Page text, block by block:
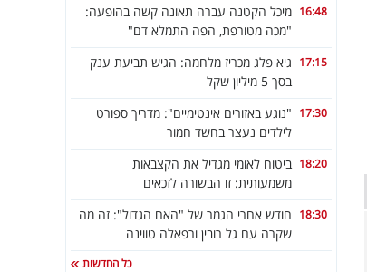
16:48 מיכל הקטנה עברה תאונה קשה בהופעה:
"מכה מטורפת, הפה התמלא דם"
17:15 גיא פלג מכריז מלחמה: הגיש תביעת ענק
בסך 5 מיליון שקל
17:30 "נוגע באזורים אינטימיים": מדריך ספורט
לילדים נעצר בחשד חמור
18:20 ביטוח לאומי מגדיל את הקצבאות
משמעותית: זו הבשורה לזכאים
18:30 חודש אחרי הגמר של "האח הגדול": זה מה
שקרה עם גל רובין ורפאלה טווינה
כל החדשות